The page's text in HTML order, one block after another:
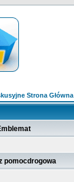
Strona Główna
pomocdrogowa